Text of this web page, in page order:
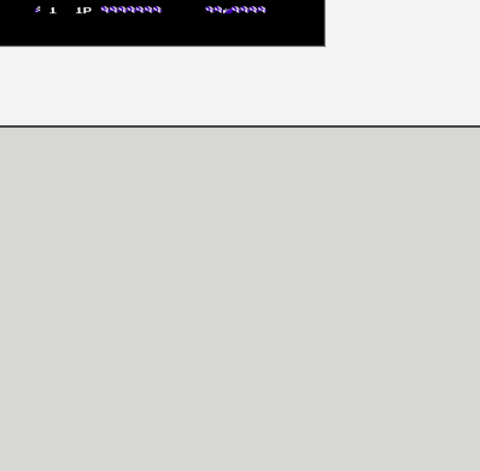
[GK] Le beat'em up The
[GK] Endless Legend 2 :
[LS] [PS5] Le WebKit
[GK] Oubliez Crazy Taxi,
[LS] [Switch] NSZ 5.0.0